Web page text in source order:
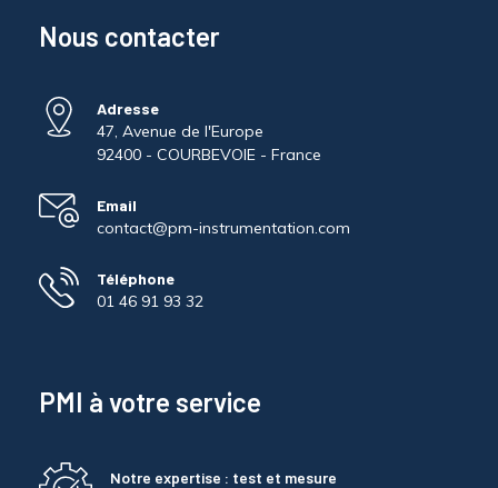
Nous contacter
Adresse
47, Avenue de l'Europe
92400 - COURBEVOIE - France
Email
contact@pm-instrumentation.com
Téléphone
01 46 91 93 32
PMI à votre service
Notre expertise : test et mesure